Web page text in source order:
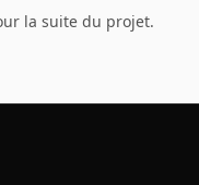
la suite du projet.